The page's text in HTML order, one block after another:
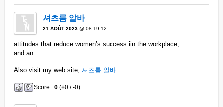
셔츠룸 알바
21 AOÛT 2023 @ 08:19:12
attitudes that reduce women’s success iin the workplace,
and an
Also visit my web site;셔츠룸 알바
Score :0 (+0 /-0)